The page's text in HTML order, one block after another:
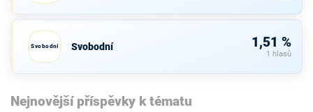
Svobodní Svobodní 1,51 %
1 hlasů
Nejnovější příspěvky k tématu